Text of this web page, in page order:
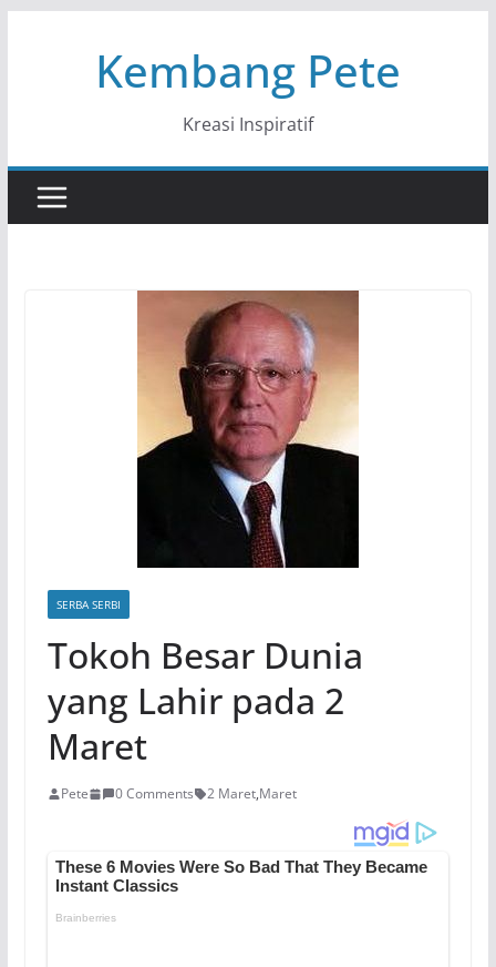
Kembang Pete
Kreasi Inspiratif
SERBA SERBI
Tokoh Besar Dunia
yang Lahir pada 2
Maret
Pete 0 Comments 2 Maret,Maret